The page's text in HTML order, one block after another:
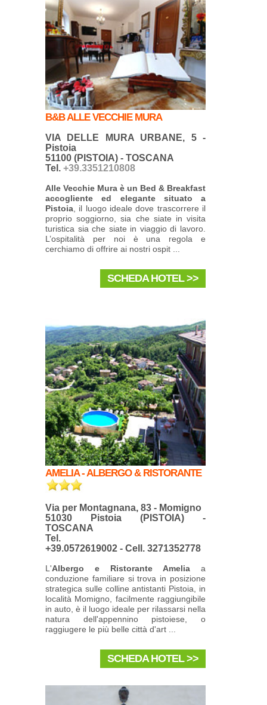
B&B ALLE VECCHIE MURA
VIA DELLE MURA URBANE, 5 -
Pistoia
51100 (PISTOIA) - TOSCANA
Tel. +39.3351210808
Alle Vecchie Mura è un Bed & Breakfast
accogliente ed elegante situato a
Pistoia , il luogo ideale dove trascorrere il
proprio soggiorno, sia che siate in visita
turistica sia che siate in viaggio di lavoro.
L’ospitalità per noi è una regola e
cerchiamo di offrire ai nostri ospit ...
SCHEDA HOTEL >>
AMELIA - ALBERGO & RISTORANTE
Via per Montagnana, 83 - Momigno
51030 Pistoia (PISTOIA) -
TOSCANA
Tel.
+39.0572619002 - Cell. 3271352778
L'Albergo e Ristorante Amelia a
conduzione familiare si trova in posizione
strategica sulle colline antistanti Pistoia, in
località Momigno, facilmente raggiungibile
in auto, è il luogo ideale per rilassarsi nella
natura dell'appennino pistoiese, o
raggiugere le più belle città d'art ...
SCHEDA HOTEL >>